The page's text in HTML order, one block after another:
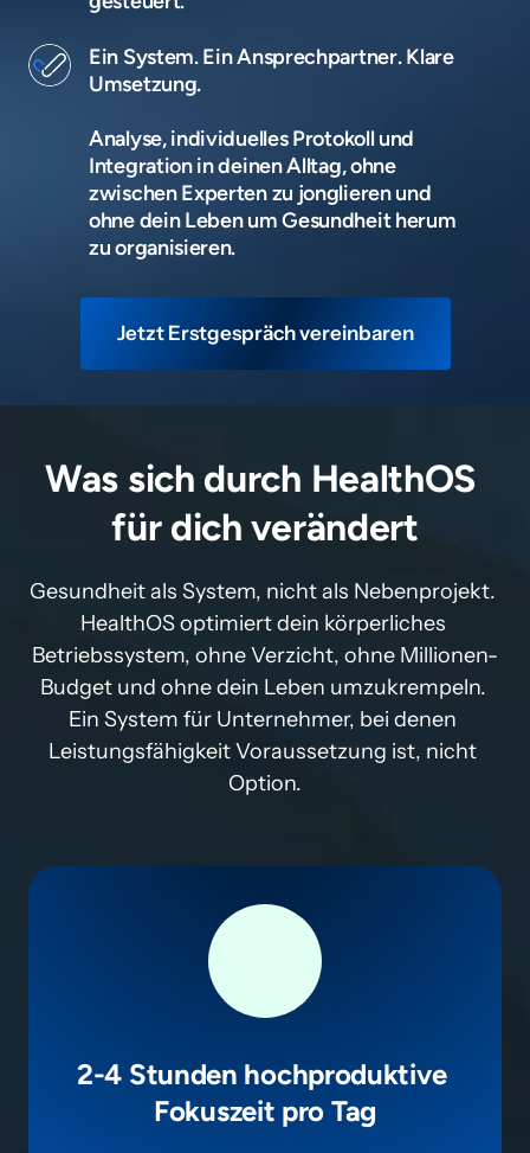
Ein System. Ein Ansprechpartner. Klare
Umsetzung.
Analyse, individuelles Protokoll und
Integration in deinen Alltag, ohne
zwischen Experten zu jonglieren und
ohne dein Leben um Gesundheit herum
zu organisieren.
Jetzt Erstgespräch vereinbaren
Was sich durch HealthOS
für dich verändert
Gesundheit als System, nicht als Nebenprojekt.
HealthOS optimiert dein körperliches
Betriebssystem, ohne Verzicht, ohne Millionen-
Budget und ohne dein Leben umzukrempeln.
Ein System für Unternehmer, bei denen
Leistungsfähigkeit Voraussetzung ist, nicht
Option.
2-4 Stunden hochproduktive
Fokuszeit pro Tag